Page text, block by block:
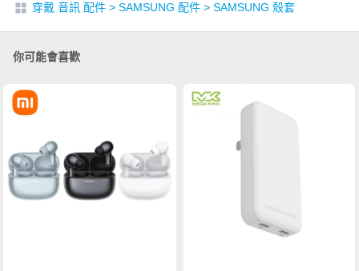
穿戴 音訊 配件 > SAMSUNG 配件 > SAMSUNG 殼套
你可能會喜歡